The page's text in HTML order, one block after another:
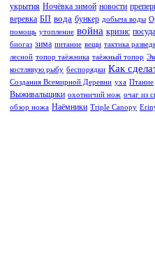
укрытия Ночёвка зимой новости
веревка БП вода бункер добыча воды
помощь утопление война кризис посуда
биогаз зима питание вещи тактика
лесной топор таёжника таёжный топор
костлявую рыбу беспорядки Как
Создания Всемирной Деревни уха Птание
Выживальщики охотничий нож очаг из
обзор ножа Наёмники Triple Canopy